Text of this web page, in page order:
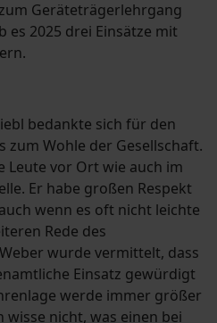
Geräteträgerlehrgang
es 2025 drei Einsätze mit
bedankte sich für den
zum Wohle der Gesellschaft.
Leute vor Ort wie auch im
Er habe großen Respekt
wenn es oft nicht leichte
Rede des
wurde vermittelt, dass
Einsatz gewürdigt
werde immer größer
nicht, was einen bei